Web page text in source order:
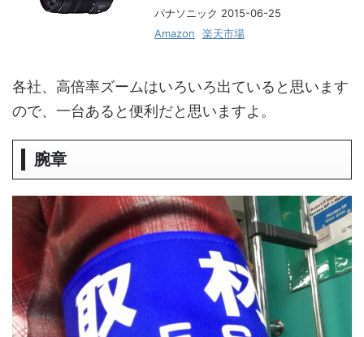
パナソニック 2015-06-25
Amazon
楽天市場
各社、高倍率ズームはいろいろ出ていると思います
ので、一台あると便利だと思いますよ。
腕章